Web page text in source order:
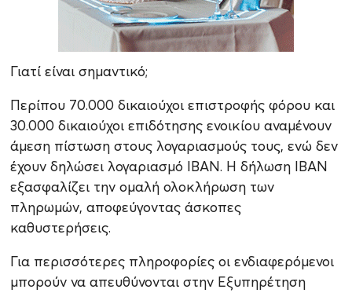
Γιατί είναι σημαντικό;
Περίπου 70.000 δικαιούχοι επιστροφής φόρου και
30.000 δικαιούχοι επιδότησης ενοικίου αναμένουν
άμεση πίστωση στους λογαριασμούς τους, ενώ δεν
έχουν δηλώσει λογαριασμό ΙΒΑΝ. Η δήλωση ΙΒΑΝ
εξασφαλίζει την ομαλή ολοκλήρωση των
πληρωμών, αποφεύγοντας άσκοπες
καθυστερήσεις.
Για περισσότερες πληροφορίες οι ενδιαφερόμενοι
μπορούν να απευθύνονται στην Εξυπηρέτηση